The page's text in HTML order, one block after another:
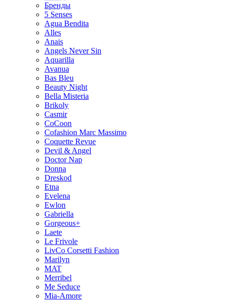
Бренды
5 Senses
Agua Bendita
Alles
Anais
Angels Never Sin
Aquarilla
Avanua
Bas Bleu
Beauty Night
Bella Misteria
Brikoly
Casmir
CoCoon
Cofashion Marc Massimo
Coquette Revue
Devil & Angel
Doctor Nap
Donna
Dreskod
Etna
Evelena
Ewlon
Gabriella
Gorgeous+
Laete
Le Frivole
LivCo Corsetti Fashion
Marilyn
MAT
Merribel
Me Seduce
Mia-Amore